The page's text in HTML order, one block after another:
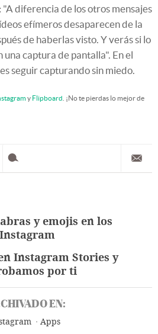
"A diferencia de los otros mensajes
efímeros desaparecen de la
de haberlas visto. Y verás si lo
captura de pantalla". En el
seguir capturando sin miedo.
y Flipboard . ¡No te pierdas lo mejor de
y emojis en los
Instagram Stories y
por ti
EN:
Apps